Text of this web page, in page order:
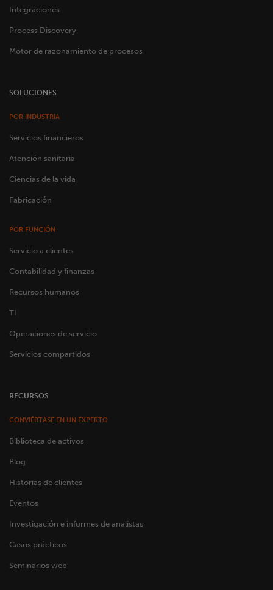
Integraciones
Process Discovery
Motor de razonamiento de procesos
SOLUCIONES
POR INDUSTRIA
Servicios financieros
Atención sanitaria
Ciencias de la vida
Fabricación
POR FUNCIÓN
Servicio a clientes
Contabilidad y finanzas
Recursos humanos
TI
Operaciones de servicio
Servicios compartidos
RECURSOS
CONVIÉRTASE EN UN EXPERTO
Biblioteca de activos
Blog
Historias de clientes
Eventos
Investigación e informes de analistas
Casos prácticos
Seminarios web